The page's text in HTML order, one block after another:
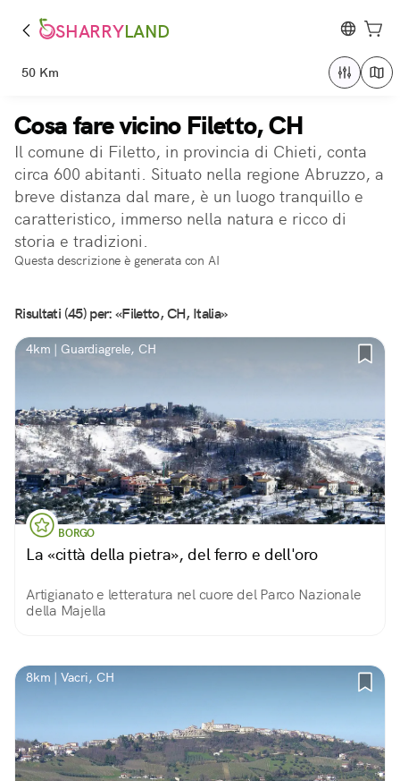
SHARRYLAND
50 Km
Cosa fare vicino Filetto, CH
Il comune di Filetto, in provincia di Chieti, conta
circa 600 abitanti. Situato nella regione Abruzzo, a
breve distanza dal mare, è un luogo tranquillo e
caratteristico, immerso nella natura e ricco di
storia e tradizioni.
Questa descrizione è generata con AI
Risultati (45) per: «Filetto, CH, Italia»
4km | Guardiagrele, CH
BORGO
La «città della pietra», del ferro e dell'oro
Artigianato e letteratura nel cuore del Parco Nazionale
della Majella
8km | Vacri, CH